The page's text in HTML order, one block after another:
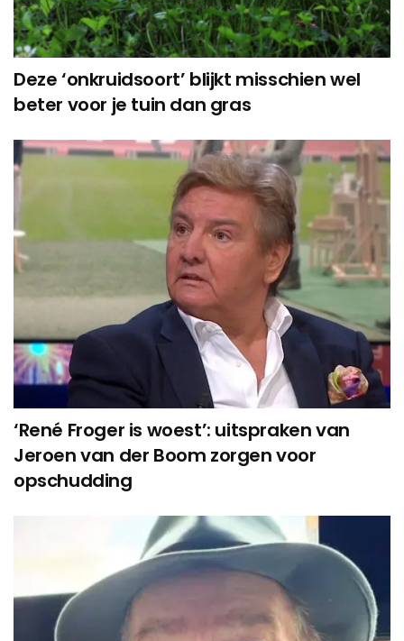
Deze ‘onkruidsoort’ blijkt misschien wel
beter voor je tuin dan gras
‘René Froger is woest’: uitspraken van
Jeroen van der Boom zorgen voor
opschudding